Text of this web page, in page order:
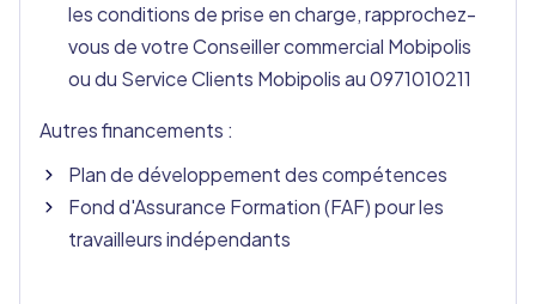
les conditions de prise en charge, rapprochez-
vous de votre Conseiller commercial Mobipolis
ou du Service Clients Mobipolis au 0971010211
Autres financements :
Plan de développement des compétences
Fond d'Assurance Formation (FAF) pour les
travailleurs indépendants